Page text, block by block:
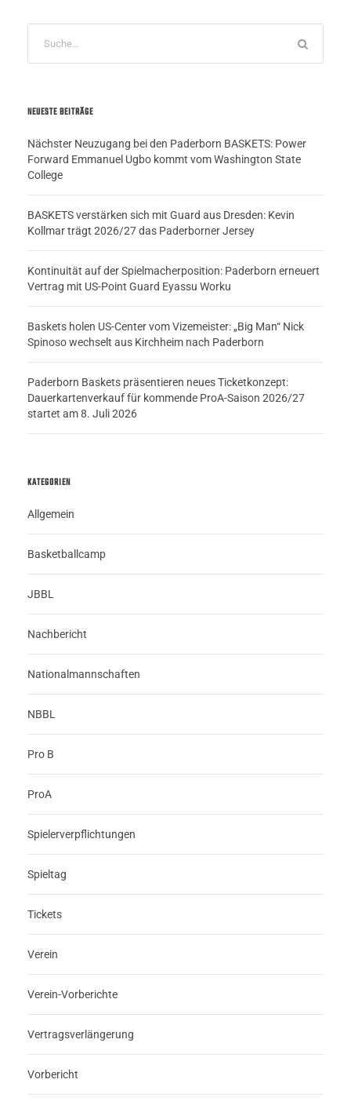
NEUESTE BEITRÄGE
Nächster Neuzugang bei den Paderborn BASKETS: Power
Forward Emmanuel Ugbo kommt vom Washington State
College
BASKETS verstärken sich mit Guard aus Dresden: Kevin
Kollmar trägt 2026/27 das Paderborner Jersey
Kontinuität auf der Spielmacherposition: Paderborn erneuert
Vertrag mit US-Point Guard Eyassu Worku
Baskets holen US-Center vom Vizemeister: „Big Man“ Nick
Spinoso wechselt aus Kirchheim nach Paderborn
Paderborn Baskets präsentieren neues Ticketkonzept:
Dauerkartenverkauf für kommende ProA-Saison 2026/27
startet am 8. Juli 2026
KATEGORIEN
Allgemein
Basketballcamp
JBBL
Nachbericht
Nationalmannschaften
NBBL
Pro B
ProA
Spielerverpflichtungen
Spieltag
Tickets
Verein
Verein-Vorberichte
Vertragsverlängerung
Vorbericht